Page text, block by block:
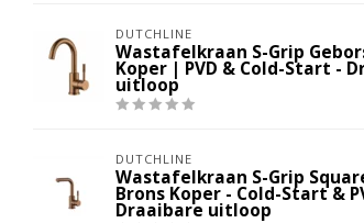
DUTCHLINE
Wastafelkraan S-Grip
Koper | PVD & Cold-Start -
uitloop
DUTCHLINE
Wastafelkraan S-Grip
Brons Koper - Cold-Start &
Draaibare uitloop